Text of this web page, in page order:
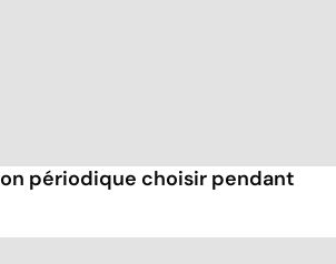
périodique choisir pendant